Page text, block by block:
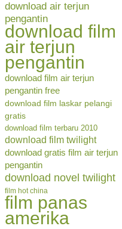
download air terjun
pengantin
download film
air terjun
pengantin
download film air terjun
pengantin free
download film laskar pelangi
gratis
download film terbaru 2010
download film twilight
download gratis film air terjun
pengantin
download novel twilight
film hot china
film panas
amerika